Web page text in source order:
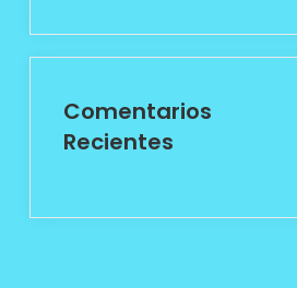
Comentarios
Recientes